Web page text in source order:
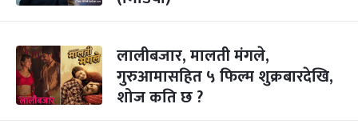
लालीबजार, मालती मंगले,
गुरुआमासहित ५ फिल्म शुक्रबारदेखि,
शोज कति छ ?